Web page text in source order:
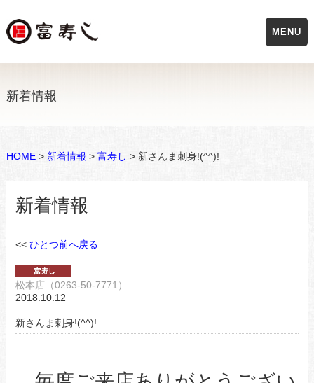
新着情報
HOME> 新着情報 > 富寿し > 新さんま刺身!(^^)!
新着情報
<< ひとつ前へ戻る
松本店（0263-50-7771）
2018.10.12
新さんま刺身!(^^)!
MENU